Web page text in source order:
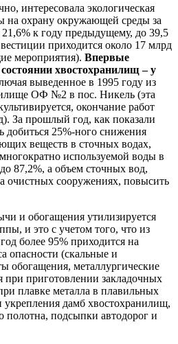
интересовала экологическая
на охрану окружающей среды за
к году предыдущему, до 39,5
приходится около 17 млрд
мероприятия). Впервые
хвостохранилищ – у
выведенное в 1995 году из
ОФ №2 в пос. Никель (эта
окончание работ
За прошлый год, как показали
добиться 25%-ного снижения
веществ в сточных водах,
используемой воды в
87,2%, а объем сточных вод,
очистных сооружениях, повысить
и обогащения утилизируется
и это с учетом того, что из
более 95% приходится на
опасности (скальные и
обогащения, металлургические
приготовлении закладочных
плавке металла в плавильных
укрепления дамб хвостохранилищ,
полотна, подсыпки автодорог и